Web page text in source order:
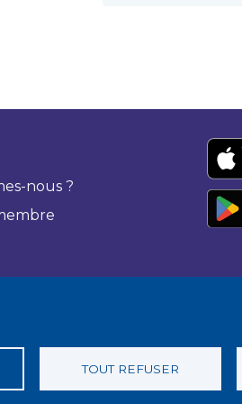
TOUT REFUSER
nous ?